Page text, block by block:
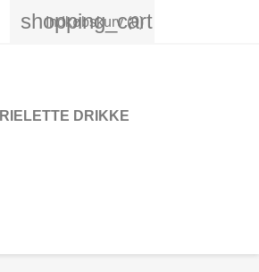
shopping_cart
Indkøbskurv (0)
DRIKKE